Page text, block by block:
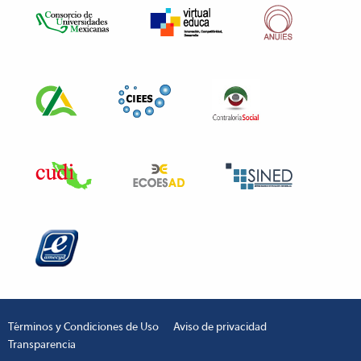
Términos y Condiciones de Uso
Aviso de privacidad
Transparencia